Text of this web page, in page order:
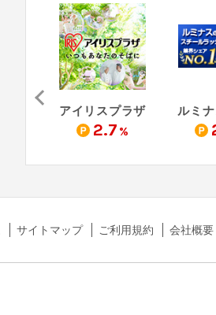
アイリスプラザ
2.7 %
ルミ
サイトマップ ご利用規約 会社概要